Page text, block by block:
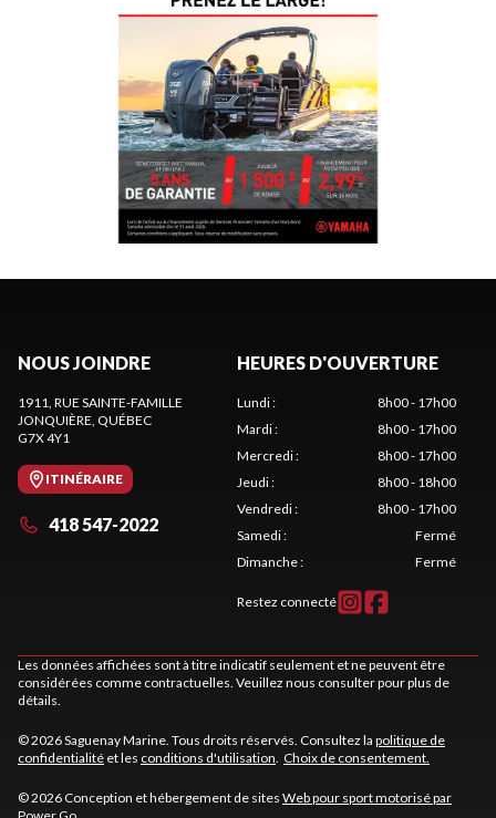
NOUS JOINDRE
1911, RUE SAINTE-FAMILLE
JONQUIÈRE, QUÉBEC
G7X 4Y1
ITINÉRAIRE
418 547-2022
HEURES D'OUVERTURE
Lundi:
8h00 - 17h00
Mardi:
8h00 - 17h00
Mercredi:
8h00 - 17h00
Jeudi:
8h00 - 18h00
Vendredi:
8h00 - 17h00
Samedi:
Fermé
Dimanche: Fermé
Restez connecté
Les données affichées sont à titre indicatif seulement et ne peuvent être
considérées comme contractuelles. Veuillez nous consulter pour plus de
détails.
© 2026 Saguenay Marine. Tous droits réservés. Consultez la politique de
confidentialité et les conditions d'utilisation. Choix de consentement.
© 2026 Conception et hébergement de sites Web pour sport motorisé par